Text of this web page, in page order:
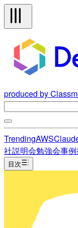
produced by
TrendingAWS
社説明会勉強会事例
目次